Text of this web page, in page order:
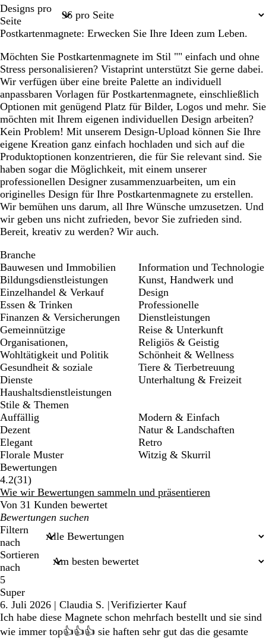
Designs pro
Seite
Postkartenmagnete: Erwecken Sie Ihre Ideen zum Leben.
Möchten Sie Postkartenmagnete im Stil "" einfach und ohne
Stress personalisieren? Vistaprint unterstützt Sie gerne dabei.
Wir verfügen über eine breite Palette an individuell
anpassbaren Vorlagen für Postkartenmagnete, einschließlich
Optionen mit genügend Platz für Bilder, Logos und mehr. Sie
möchten mit Ihrem eigenen individuellen Design arbeiten?
Kein Problem! Mit unserem Design-Upload können Sie Ihre
eigene Kreation ganz einfach hochladen und sich auf die
Produktoptionen konzentrieren, die für Sie relevant sind. Sie
haben sogar die Möglichkeit, mit einem unserer
professionellen Designer zusammenzuarbeiten, um ein
originelles Design für Ihre Postkartenmagnete zu erstellen.
Wir bemühen uns darum, all Ihre Wünsche umzusetzen. Und
wir geben uns nicht zufrieden, bevor Sie zufrieden sind.
Bereit, kreativ zu werden? Wir auch.
Branche
Bauwesen und Immobilien
Bildungsdienstleistungen
Einzelhandel & Verkauf
Essen & Trinken
Finanzen & Versicherungen
Gemeinnützige
Organisationen,
Wohltätigkeit und Politik
Gesundheit & soziale
Dienste
Haushaltsdienstleistungen
Information und Technologie
Kunst, Handwerk und
Design
Professionelle
Dienstleistungen
Reise & Unterkunft
Religiös & Geistig
Schönheit & Wellness
Tiere & Tierbetreuung
Unterhaltung & Freizeit
Stile & Themen
Auffällig
Dezent
Elegant
Florale Muster
Modern & Einfach
Natur & Landschaften
Retro
Witzig & Skurril
Bewertungen
4.2(3131
Bewertungen
)
Wie wir Bewertungen sammeln und präsentieren
Von 31 Kunden bewertet
Meine
Sucheingaben
Filtern
nach
Sortieren
nach
5
Super
6. Juli 2026 | Claudia S. |Verifizierter Kauf
Ich habe diese Magnete schon mehrfach bestellt und sie sind
wie immer top👍👍👍 sie haften sehr gut das die gesamte